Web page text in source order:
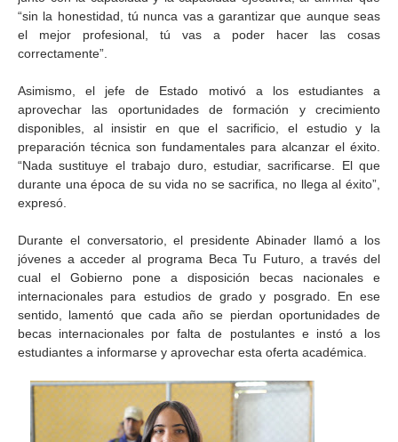
“sin la honestidad, tú nunca vas a garantizar que aunque seas
el mejor profesional, tú vas a poder hacer las cosas
correctamente”.
Asimismo, el jefe de Estado motivó a los estudiantes a
aprovechar las oportunidades de formación y crecimiento
disponibles, al insistir en que el sacrificio, el estudio y la
preparación técnica son fundamentales para alcanzar el éxito.
“Nada sustituye el trabajo duro, estudiar, sacrificarse. El que
durante una época de su vida no se sacrifica, no llega al éxito”,
expresó.
Durante el conversatorio, el presidente Abinader llamó a los
jóvenes a acceder al programa Beca Tu Futuro, a través del
cual el Gobierno pone a disposición becas nacionales e
internacionales para estudios de grado y posgrado. En ese
sentido, lamentó que cada año se pierdan oportunidades de
becas internacionales por falta de postulantes e instó a los
estudiantes a informarse y aprovechar esta oferta académica.